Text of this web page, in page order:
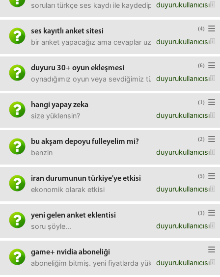
duyurukullanıcısı
soruları türkçe ses kaydı ile kaydedip, hem ses kaydı
(4)
ses kayıtlı anket sitesi
duyurukullanıcısı
bir anket yapacağız ama cevaplar uzun o sebeple ses
(6)
duyuru 30+ oyun ekleşmesi
duyurukullanıcısı
oynadığımız oyun veya sevdiğimiz türü yazıp mesajla
(1)
hangi yapay zeka
duyurukullanıcısı
size yüklensin?
(2)
bu akşam depoyu fulleyelim mi?
duyurukullanıcısı
benzin
(5)
iran durumunun türkiye'ye etkisi
duyurukullanıcısı
ekonomik olarak etkisi
(1)
yeni gelen anket eklentisi
duyurukullanıcısı
soru şöyle...
game+ nvidia aboneliği
duyurukullanıcısı
aboneliğim bitmiş. yeni fiyatlarda yüksek